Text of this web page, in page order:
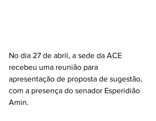
No dia 27 de abril, a sede da ACE
recebeu uma reunião para
apresentação de proposta de sugestão,
com a presença do senador Esperidião
Amin.